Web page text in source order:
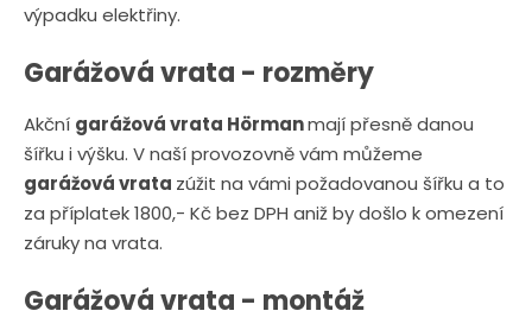
výpadku elektřiny.
Garážová vrata - rozměry
Akční garážová vrata Hörmanmají přesně danou
šířku i výšku. V naší provozovně vám můžeme
garážová vrata zúžit na vámi požadovanou šířku a to
za příplatek 1800,- Kč bez DPH aniž by došlo k omezení
záruky na vrata.
Garážová vrata - montáž